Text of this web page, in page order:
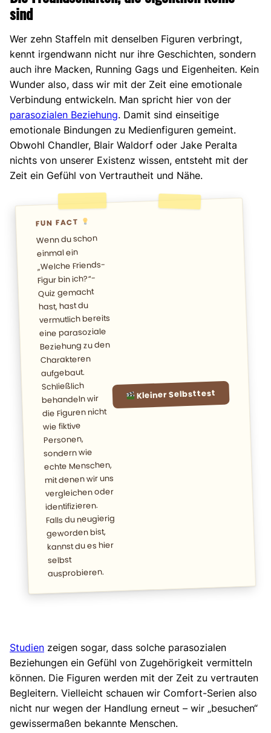
sind
Wer zehn Staffeln mit denselben Figuren verbringt,
kennt irgendwann nicht nur ihre Geschichten, sondern
auch ihre Macken, Running Gags und Eigenheiten. Kein
Wunder also, dass wir mit der Zeit eine emotionale
Verbindung entwickeln. Man spricht hier von der
parasozialen Beziehung. Damit sind einseitige
emotionale Bindungen zu Medienfiguren gemeint.
Obwohl Chandler, Blair Waldorf oder Jake Peralta
nichts von unserer Existenz wissen, entsteht mit der
Zeit ein Gefühl von Vertrautheit und Nähe.
FUN FACT
Wenn du schon
einmal ein
„Welche Friends-
Figur bin ich?“-
Quiz gemacht
hast, hast du
vermutlich bereits
eine parasoziale
Beziehung zu den
Charakteren
aufgebaut.
Schließlich
behandeln wir
die Figuren nicht
wie fiktive
Personen,
sondern wie
echte Menschen,
mit denen wir uns
vergleichen oder
identifizieren.
Falls du neugierig
geworden bist,
kannst du es hier
selbst
ausprobieren.
Kleiner Selbsttest
Studien zeigen sogar, dass solche parasozialen
Beziehungen ein Gefühl von Zugehörigkeit vermitteln
können. Die Figuren werden mit der Zeit zu vertrauten
Begleitern. Vielleicht schauen wir Comfort-Serien also
nicht nur wegen der Handlung erneut – wir „besuchen“
gewissermaßen bekannte Menschen.